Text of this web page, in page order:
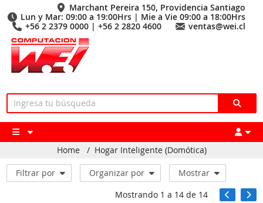
Marchant Pereira 150, Providencia Santiago
Lun y Mar: 09:00 a 19:00Hrs | Mie a Vie 09:00 a 18:00Hrs
+56 2 2379 0000 | +56 2 2820 4600
ventas@wei.cl
Home / Hogar Inteligente (Domótica)
Filtrar por Organizar por
Mostrar
Mostrando 1 a 14de 14